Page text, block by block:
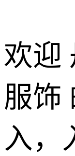
欢迎
服饰
入，